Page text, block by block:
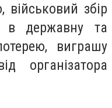
військовий збір
в державну та
виграшу
організатора